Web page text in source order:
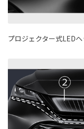
プロジェクター式LED